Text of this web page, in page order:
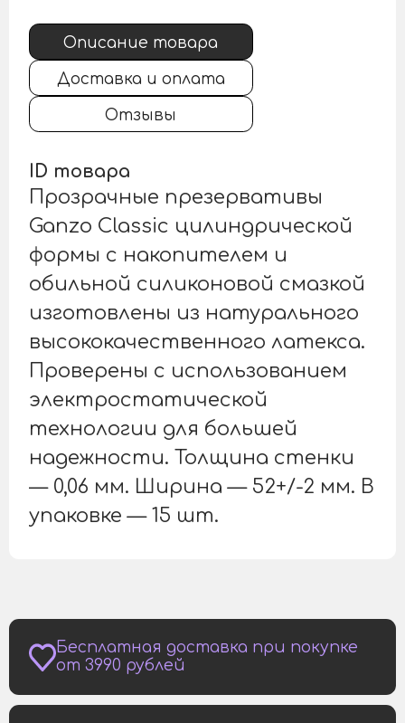
Описание товара
Доставка и оплата
Отзывы
ID товара
Прозрачные презервативы
Ganzo Classic цилиндрической
формы с накопителем и
обильной силиконовой смазкой
изготовлены из натурального
высококачественного латекса.
Проверены с использованием
электростатической
технологии для большей
надежности. Толщина стенки
— 0,06 мм. Ширина — 52+/-2 мм. В
упаковке — 15 шт.
Бесплатная доставка при покупке
от 3990 рублей